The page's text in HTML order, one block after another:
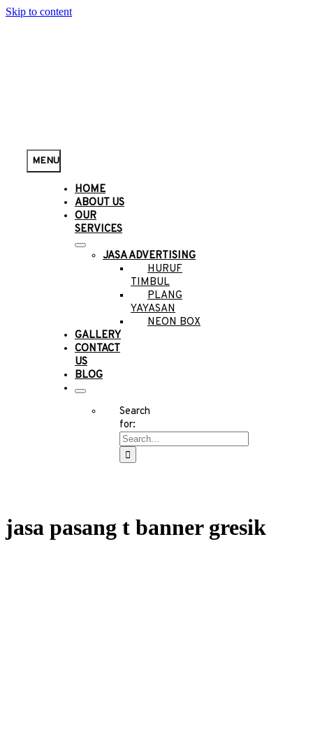
Skip to content
MENU
HOME
ABOUT US
OUR
SERVICES
JASA ADVERTISING
HURUF
TIMBUL
PLANG
YAYASAN
NEON BOX
GALLERY
CONTACT
US
BLOG
Search
for:
jasa pasang t banner gresik